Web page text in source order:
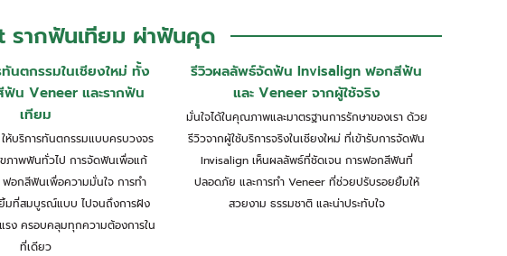
ากฟันเทียม ผ่าฟันคุด
นตกรรมในเชียงใหม่ ทั้ง
น Veneer และรากฟัน
เทียม
ห้บริการทันตกรรมแบบครบวงจร
ภาพฟันทั่วไป การจัดฟันเพื่อแก้
อกสีฟันเพื่อความมั่นใจ การทำ
มที่สมบูรณ์แบบ ไปจนถึงการฝัง
ง ครอบคลุมทุกความต้องการใน
ที่เดียว
รีวิวผลลัพธ์จัดฟัน Invisalign ฟอกสีฟัน
และ Veneer จากผู้ใช้จริง
มั่นใจได้ในคุณภาพและมาตรฐานการรักษาของเรา ด้วย
รีวิวจากผู้ใช้บริการจริงในเชียงใหม่ ที่เข้ารับการจัดฟัน
Invisalign เห็นผลลัพธ์ที่ชัดเจน การฟอกสีฟันที่
ปลอดภัย และการทำ Veneer ที่ช่วยปรับรอยยิ้มให้
สวยงาม ธรรมชาติ และน่าประทับใจ